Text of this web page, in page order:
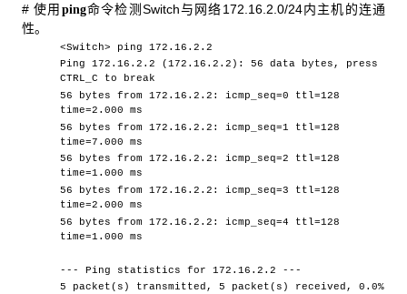
# 使用 ping命令检测Switch与网络172.16.2.0/24内主机的连通
性。
<Switch> ping 172.16.2.2
Ping 172.16.2.2 (172.16.2.2): 56 data bytes, press
CTRL_C to break
56 bytes from 172.16.2.2: icmp_seq=0 ttl=128
time=2.000 ms
56 bytes from 172.16.2.2: icmp_seq=1 ttl=128
time=7.000 ms
56 bytes from 172.16.2.2: icmp_seq=2 ttl=128
time=1.000 ms
56 bytes from 172.16.2.2: icmp_seq=3 ttl=128
time=2.000 ms
56 bytes from 172.16.2.2: icmp_seq=4 ttl=128
time=1.000 ms
--- Ping statistics for 172.16.2.2 ---
5 packet(s) transmitted, 5 packet(s) received, 0.0%